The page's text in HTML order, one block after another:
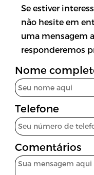
Se estiver
não hesite em
uma mensagem
responderemos
Nome
Telefone
Comentários